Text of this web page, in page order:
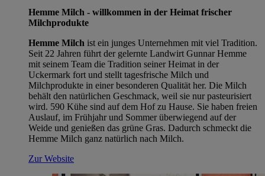
Hemme Milch - willkommen in der Heimat frischer
Milchprodukte
Hemme Milch ist ein junges Unternehmen mit viel Tradition.
Seit 22 Jahren führt der gelernte Landwirt Gunnar Hemme
mit seinem Team die Tradition seiner Heimat in der
Uckermark fort und stellt tagesfrische Milch und
Milchprodukte in einer besonderen Qualität her. Die Milch
behält den natürlichen Geschmack, weil sie nur pasteurisiert
wird. 590 Kühe sind auf dem Hof zu Hause. Sie haben freien
Auslauf, im Frühjahr und Sommer überwiegend auf der
Weide und genießen das grüne Gras. Dadurch schmeckt die
Hemme Milch ganz natürlich nach Milch.
Zur Website